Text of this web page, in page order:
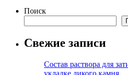
Поиск
Свежие записи
Состав раствора для
укладке дикого камня